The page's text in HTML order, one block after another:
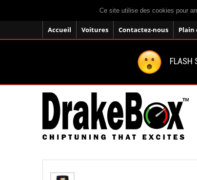
Ce site utilise des cookies pour
Accueil Voitures Contactez-nous Plain
FLASH